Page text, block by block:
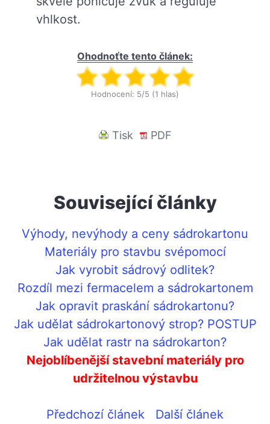
vhlkost.
Ohodnoťte tento článek:
Hodnocení: 5/5 (1 hlas)
Tisk PDF
Související články
Výhody, nevýhody a ceny sádrokartonu
Materiály pro stavbu svépomocí
Jak vyrobit sádrový odlitek?
Rozdíl mezi fermacelem a sádrokartonem
Jak opravit praskání sádrokartonu?
Jak udělat sádrokartonový strop? POSTUP
Jak udělat rastr na sádrokarton?
Nejoblíbenější stavební materiály pro
udržitelnou výstavbu
Předchozí článek
Další článek